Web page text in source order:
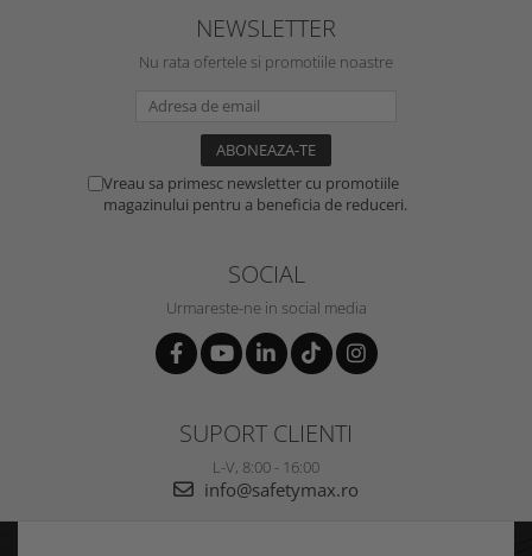
NEWSLETTER
Nu rata ofertele si promotiile noastre
Vreau sa primesc newsletter cu promotiile
magazinului pentru a beneficia de reduceri.
SOCIAL
Urmareste-ne in social media
SUPORT CLIENTI
L-V, 8:00 - 16:00
info@safetymax.ro